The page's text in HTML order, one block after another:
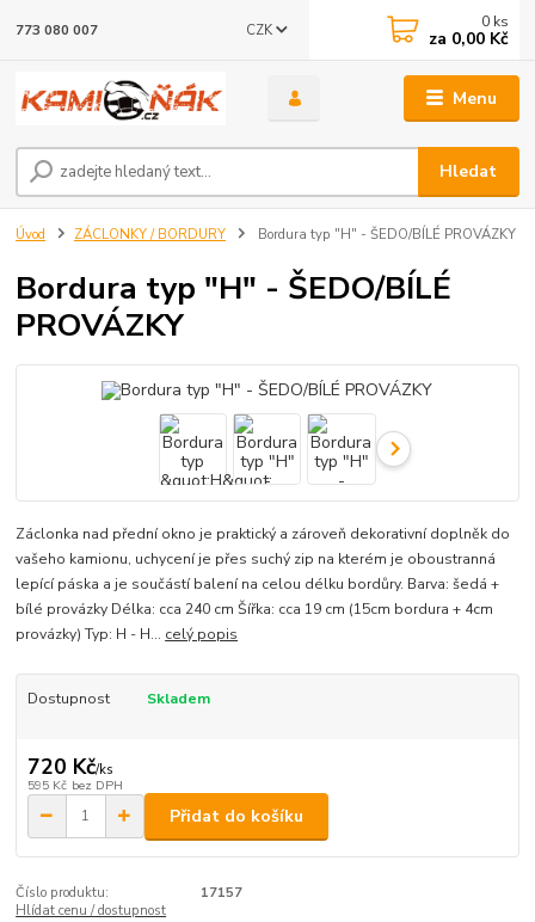
Menu
CZK
Hledat
773 080 007 0 ks
za 0,00 Kč
Úvod ZÁCLONKY / BORDURY Bordura typ "H" - ŠEDO/BÍLÉ PROVÁZKY
Bordura typ "H" - ŠEDO/BÍLÉ
PROVÁZKY
Záclonka nad přední okno je praktický a zároveň dekorativní doplněk do
vašeho kamionu, uchycení je přes suchý zip na kterém je oboustranná
lepící páska a je součástí balení na celou délku bordůry. Barva: šedá +
bílé provázky Délka: cca 240 cm Šířka: cca 19 cm (15cm bordura + 4cm
provázky) Typ: H - H... celý popis
Dostupnost Skladem
720 Kč/ks
595 Kč bez DPH
Přidat do košíku
Číslo produktu:
17157
Hlídat cenu / dostupnost